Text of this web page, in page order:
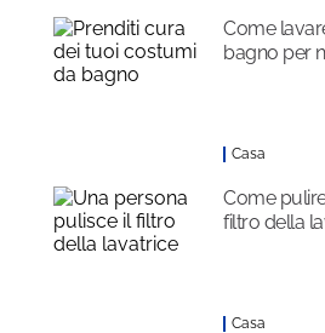
Come
bagno per
Casa
Come
filtro della
Casa